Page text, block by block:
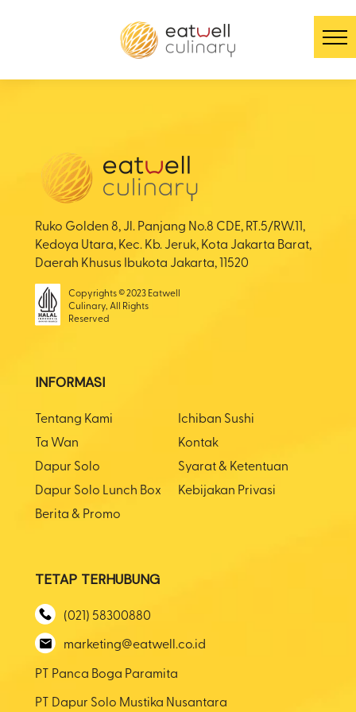
Ruko Golden 8, Jl. Panjang No.8 CDE, RT.5/RW.11,
Kedoya Utara, Kec. Kb. Jeruk, Kota Jakarta Barat,
Daerah Khusus Ibukota Jakarta, 11520
Copyrights © 2023 Eatwell
Culinary, All Rights
Reserved
INFORMASI
Tentang Kami
Ichiban Sushi
Ta Wan
Kontak
Dapur Solo
Syarat & Ketentuan
Dapur Solo Lunch Box
Kebijakan Privasi
Berita & Promo
TETAP TERHUBUNG
(021) 58300880
marketing@eatwell.co.id
PT Panca Boga Paramita
PT Dapur Solo Mustika Nusantara